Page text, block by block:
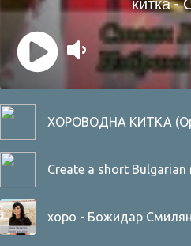
ХОРОВОДНА КИТКА
Create a short Bulgarian
хоро - Божидар